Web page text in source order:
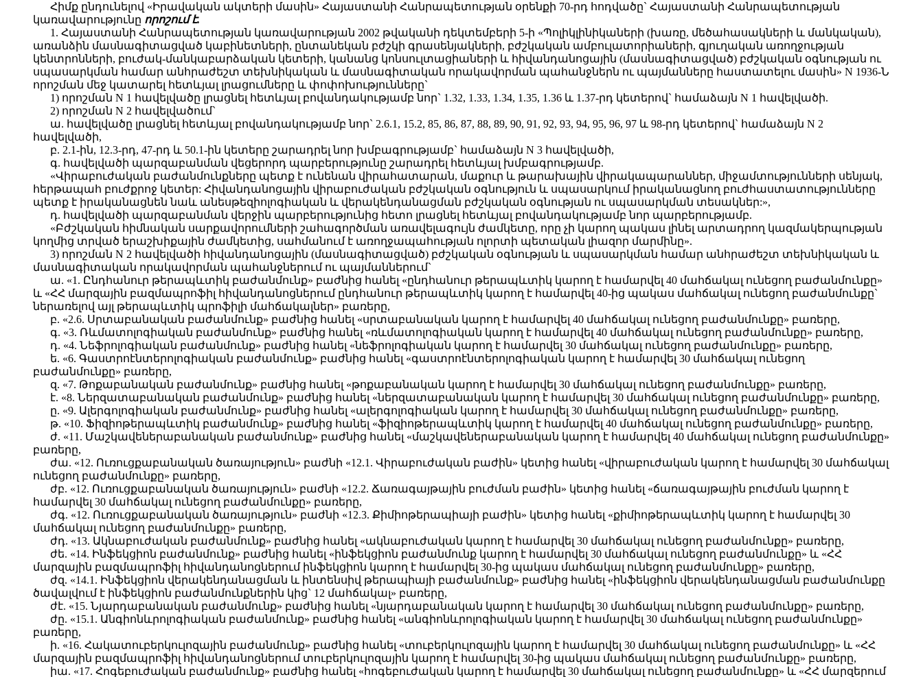
Հիմք ընդունելով «Իրավական ակտերի մասին» Հայաստանի Հանրապետության օրենքի 70-րդ հոդվածը` Հայաստանի Հանրապետության
կառավարությունը որոշում է.
1. Հայաստանի Հանրապետության կառավարության 2002 թվականի դեկտեմբերի 5-ի «Պոլիկլինիկաների (խառը, մեծահասակների և մանկական),
առանձին մասնագիտացված կաբինետների, ընտանեկան բժշկի գրասենյակների, բժշկական ամբուլատորիաների, գյուղական առողջության
կենտրոնների, բուժակ-մանկաբարձական կետերի, կանանց կոնսուլտացիաների և հիվանդանոցային (մասնագիտացված) բժշկական օգնության ու
սպասարկման համար անհրաժեշտ տեխնիկական և մասնագիտական որակավորման պահանջներն ու պայմանները հաստատելու մասին» N 1936-Ն
որոշման մեջ կատարել հետևյալ լրացումները և փոփոխությունները`
1) որոշման N 1 հավելվածը լրացնել հետևյալ բովանդակությամբ նոր` 1.32, 1.33, 1.34, 1.35, 1.36 և 1.37-րդ կետերով` համաձայն N 1 հավելվածի.
2) որոշման N 2 հավելվածում`
ա. հավելվածը լրացնել հետևյալ բովանդակությամբ նոր` 2.6.1, 15.2, 85, 86, 87, 88, 89, 90, 91, 92, 93, 94, 95, 96, 97 և 98-րդ կետերով` համաձայն N 2
հավելվածի,
բ. 2.1-ին, 12.3-րդ, 47-րդ և 50.1-ին կետերը շարադրել նոր խմբագրությամբ` համաձայն N 3 հավելվածի,
գ. հավելվածի պարզաբանման վեցերորդ պարբերությունը շարադրել հետևյալ խմբագրությամբ.
«Վիրաբուժական բաժանմունքները պետք է ունենան վիրահատարան, մաքուր և թարախային վիրակապարաններ, միջամտությունների սենյակ,
հերթապահ բուժքրոջ կետեր: Հիվանդանոցային վիրաբուժական բժշկական օգնություն և սպասարկում իրականացնող բուժհաստատությունները
պետք է իրականացնեն նաև անեսթեզիոլոգիական և վերակենդանացման բժշկական օգնության ու սպասարկման տեսակներ:»,
դ. հավելվածի պարզաբանման վերջին պարբերությունից հետո լրացնել հետևյալ բովանդակությամբ նոր պարբերությամբ.
«Բժշկական հիմնական սարքավորումների շահագործման առավելագույն ժամկետը, որը չի կարող պակաս լինել արտադրող կազմակերպության
կողմից տրված երաշխիքային ժամկետից, սահմանում է առողջապահության ոլորտի պետական լիազոր մարմինը».
3) որոշման N 2 հավելվածի հիվանդանոցային (մասնագիտացված) բժշկական օգնության և սպասարկման համար անհրաժեշտ տեխնիկական և
մասնագիտական որակավորման պահանջներում ու պայմաններում`
ա. «1. Ընդհանուր թերապևտիկ բաժանմունք» բաժնից հանել «ընդհանուր թերապևտիկ կարող է համարվել 40 մահճակալ ունեցող բաժանմունքը»
և «ՀՀ մարզային բազմապրոֆիլ հիվանդանոցներում ընդհանուր թերապևտիկ կարող է համարվել 40-ից պակաս մահճակալ ունեցող բաժանմունքը`
ներառելով այլ թերապևտիկ պրոֆիլի մահճակալներ» բառերը,
բ. «2.6. Սրտաբանական բաժանմունք» բաժնից հանել «սրտաբանական կարող է համարվել 40 մահճակալ ունեցող բաժանմունքը» բառերը,
գ. «3. Ռևմատոլոգիական բաժանմունք» բաժնից հանել «ռևմատոլոգիական կարող է համարվել 40 մահճակալ ունեցող բաժանմունքը» բառերը,
դ. «4. Նեֆրոլոգիական բաժանմունք» բաժնից հանել «նեֆրոլոգիական կարող է համարվել 30 մահճակալ ունեցող բաժանմունքը» բառերը,
ե. «6. Գաստրոէնտերոլոգիական բաժանմունք» բաժնից հանել «գաստրոէնտերոլոգիական կարող է համարվել 30 մահճակալ ունեցող
բաժանմունքը» բառերը,
զ. «7. Թոքաբանական բաժանմունք» բաժնից հանել «թոքաբանական կարող է համարվել 30 մահճակալ ունեցող բաժանմունքը» բառերը,
է. «8. Ներզատաբանական բաժանմունք» բաժնից հանել «ներզատաբանական կարող է համարվել 30 մահճակալ ունեցող բաժանմունքը» բառերը,
ը. «9. Ալերգոլոգիական բաժանմունք» բաժնից հանել «ալերգոլոգիական կարող է համարվել 30 մահճակալ ունեցող բաժանմունքը» բառերը,
թ. «10. Ֆիզիոթերապևտիկ բաժանմունք» բաժնից հանել «ֆիզիոթերապևտիկ կարող է համարվել 40 մահճակալ ունեցող բաժանմունքը» բառերը,
ժ. «11. Մաշկավեներաբանական բաժանմունք» բաժնից հանել «մաշկավեներաբանական կարող է համարվել 40 մահճակալ ունեցող բաժանմունքը»
բառերը,
ժա. «12. Ուռուցքաբանական ծառայություն» բաժնի «12.1. Վիրաբուժական բաժին» կետից հանել «վիրաբուժական կարող է համարվել 30 մահճակալ
ունեցող բաժանմունքը» բառերը,
ժբ. «12. Ուռուցքաբանական ծառայություն» բաժնի «12.2. Ճառագայթային բուժման բաժին» կետից հանել «ճառագայթային բուժման կարող է
համարվել 30 մահճակալ ունեցող բաժանմունքը» բառերը,
ժգ. «12. Ուռուցքաբանական ծառայություն» բաժնի «12.3. Քիմիոթերապիայի բաժին» կետից հանել «քիմիոթերապևտիկ կարող է համարվել 30
մահճակալ ունեցող բաժանմունքը» բառերը,
ժդ. «13. Ակնաբուժական բաժանմունք» բաժնից հանել «ակնաբուժական կարող է համարվել 30 մահճակալ ունեցող բաժանմունքը» բառերը,
ժե. «14. Ինֆեկցիոն բաժանմունք» բաժնից հանել «ինֆեկցիոն բաժանմունք կարող է համարվել 30 մահճակալ ունեցող բաժանմունքը» և «ՀՀ
մարզային բազմապրոֆիլ հիվանդանոցներում ինֆեկցիոն կարող է համարվել 30-ից պակաս մահճակալ ունեցող բաժանմունքը» բառերը,
ժզ. «14.1. Ինֆեկցիոն վերակենդանացման և ինտենսիվ թերապիայի բաժանմունք» բաժնից հանել «ինֆեկցիոն վերակենդանացման բաժանմունքը
ծավալվում է ինֆեկցիոն բաժանմունքներին կից` 12 մահճակալ» բառերը,
ժէ. «15. Նյարդաբանական բաժանմունք» բաժնից հանել «նյարդաբանական կարող է համարվել 30 մահճակալ ունեցող բաժանմունքը» բառերը,
ժը. «15.1. Անգիոնևրոլոգիական բաժանմունք» բաժնից հանել «անգիոնևրոլոգիական կարող է համարվել 30 մահճակալ ունեցող բաժանմունքը»
բառերը,
ի. «16. Հակատուբերկուլոզային բաժանմունք» բաժնից հանել «տուբերկուլոզային կարող է համարվել 30 մահճակալ ունեցող բաժանմունքը» և «ՀՀ
մարզային բազմապրոֆիլ հիվանդանոցներում տուբերկուլոզային կարող է համարվել 30-ից պակաս մահճակալ ունեցող բաժանմունքը» բառերը,
իա. «17. Հոգեբուժական բաժանմունք» բաժնից հանել «հոգեբուժական կարող է համարվել 30 մահճակալ ունեցող բաժանմունքը» և «ՀՀ մարզերում